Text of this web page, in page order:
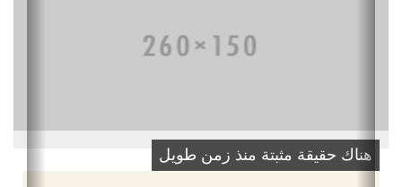
هناك حقيقة مثبتة منذ زمن طويل